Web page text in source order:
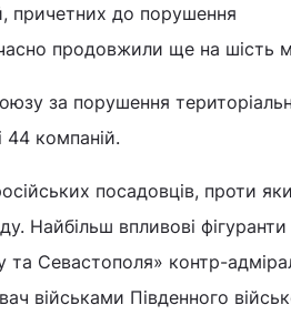
причетних до порушення
продовжили ще на шість
за порушення
44 компаній.
посадовців, проти
Найбільш впливові фігуранти
Севастополя» контр-
військами Південного